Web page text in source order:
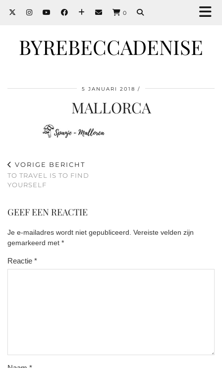
0
BYREBECCADENISE
5 JANUARI 2018
MALLORCA
VORIGE BERICHT
TO TRAVEL IS TO FIND
YOURSELF
GEEF EEN REACTIE
Je e-mailadres wordt niet gepubliceerd. Vereiste velden zijn
gemarkeerd met *
Reactie *